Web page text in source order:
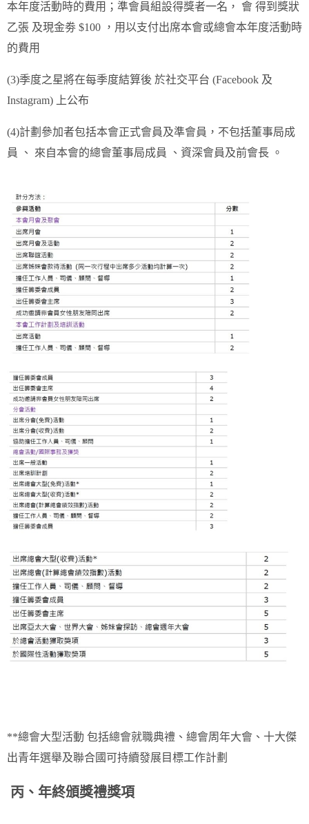
本年度活動時的費用；準會員組設得獎者一名， 會 得到獎狀
乙張 及現金劵 $100 ，用以支付出席本會或總會本年度活動時
的費用
(3)季度之星將在每季度結算後 於社交平台 (Facebook 及
Instagram) 上公布
(4)計劃參加者包括本會正式會員及準會員，不包括董事局成
員 、 來自本會的總會董事局成員 、資深會員及前會長 。
**總會大型活動 包括總會就職典禮、總會周年大會、十大傑
出青年選舉及聯合國可持續發展目標工作計劃
丙、年終頒獎禮獎項